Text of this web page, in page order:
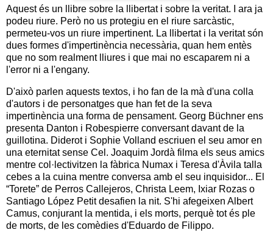
Aquest és un llibre sobre la llibertat i sobre la veritat. I ara ja
podeu riure. Però no us protegiu en el riure sarcàstic,
permeteu-vos un riure impertinent. La llibertat i la veritat són
dues formes d'impertinència necessària, quan hem entès
que no som realment lliures i que mai no escaparem ni a
l'error ni a l'engany.
D'això parlen aquests textos, i ho fan de la mà d'una colla
d'autors i de personatges que han fet de la seva
impertinència una forma de pensament. Georg Büchner ens
presenta Danton i Robespierre conversant davant de la
guillotina. Diderot i Sophie Volland escriuen el seu amor en
una eternitat sense Cel. Joaquim Jordà filma els seus amics
mentre col·lectivitzen la fàbrica Numax i Teresa d'Àvila talla
cebes a la cuina mentre conversa amb el seu inquisidor... El
“Torete” de Perros Callejeros, Christa Leem, Ixiar Rozas o
Santiago López Petit desafien la nit. S'hi afegeixen Albert
Camus, conjurant la mentida, i els morts, perquè tot és ple
de morts, de les comèdies d'Eduardo de Filippo.